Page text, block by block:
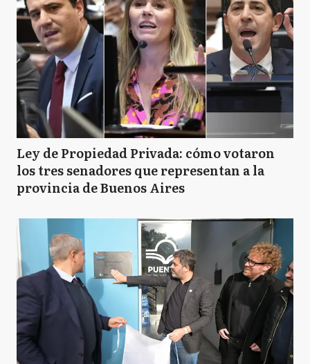
Ley de Propiedad Privada: cómo votaron
los tres senadores que representan a la
provincia de Buenos Aires